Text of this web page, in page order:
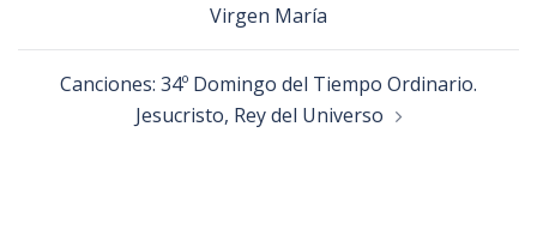
Virgen María
Canciones: 34º Domingo del Tiempo Ordinario.
Jesucristo, Rey del Universo